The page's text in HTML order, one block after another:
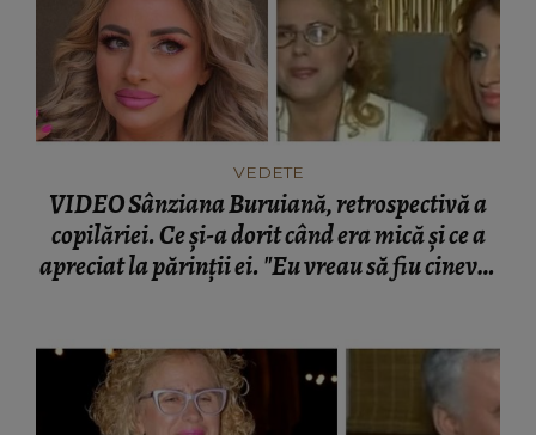
VEDETE
VIDEO Sânziana Buruiană, retrospectivă a
copilăriei. Ce și-a dorit când era mică și ce a
apreciat la părinții ei. "Eu vreau să fiu cineva.